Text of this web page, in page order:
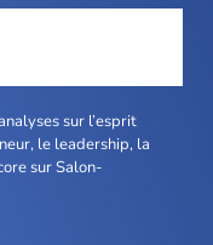
sur l’esprit
le leadership, la
sur Salon-